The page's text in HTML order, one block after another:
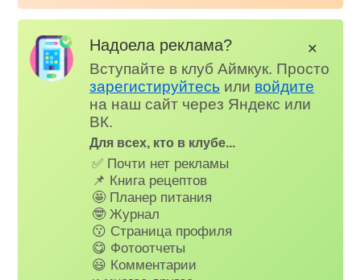
Надоела реклама?
Вступайте в клуб Аймкук. Просто
зарегистируйтесь или войдите
на наш сайт через Яндекс или
ВК.
Для всех, кто в клубе...
✅ Почти нет рекламы
📌 Книга рецептов
🤩 Планер питания
🤓 Журнал
😗 Страница профиля
😋 Фотоотчеты
😃 Комментарии
✕